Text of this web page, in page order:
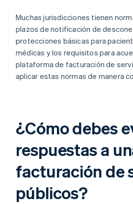
Muchas jurisdicciones tienen
plazos de notificación de
protecciones básicas para
médicas y los requisitos para
plataforma de facturación de
aplicar estas normas de manera
¿Cómo debes
respuestas a
facturación de
públicos?